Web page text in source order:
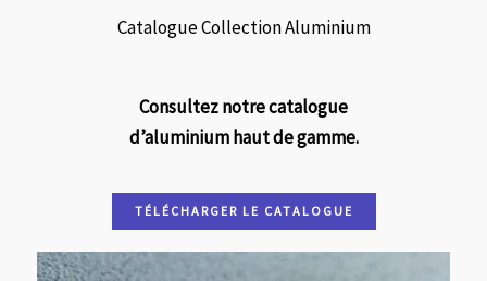
Catalogue Collection Aluminium
Consultez notre catalogue
d’aluminium haut de gamme.
TÉLÉCHARGER LE CATALOGUE